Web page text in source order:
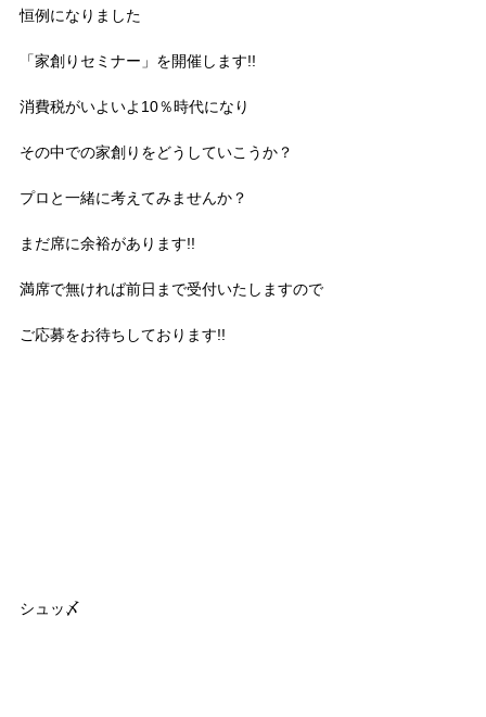
恒例になりました
「家創りセミナー」を開催します!!
消費税がいよいよ10％時代になり
その中での家創りをどうしていこうか？
プロと一緒に考えてみませんか？
まだ席に余裕があります!!
満席で無ければ前日まで受付いたしますので
ご応募をお待ちしております!!
シュッ〆